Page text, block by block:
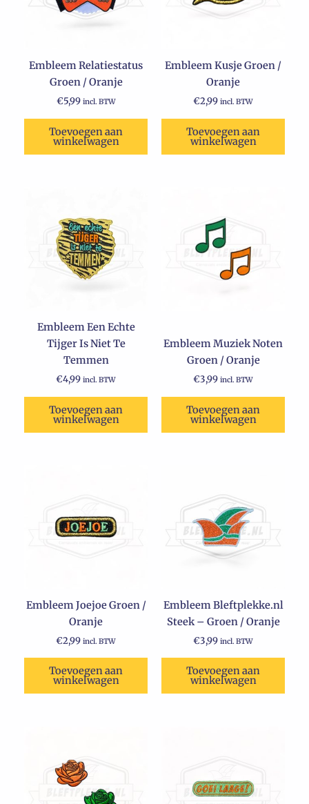
Embleem Relatiestatus
Groen / Oranje
€5,99 incl. BTW
Toevoegen aan
winkelwagen
Embleem Kusje Groen /
Oranje
€2,99 incl. BTW
Toevoegen aan
winkelwagen
Embleem Een Echte
Tijger Is Niet Te
Temmen
€4,99 incl. BTW
Toevoegen aan
winkelwagen
Embleem Muziek Noten
Groen / Oranje
€3,99 incl. BTW
Toevoegen aan
winkelwagen
Embleem Joejoe Groen /
Oranje
€2,99 incl. BTW
Toevoegen aan
winkelwagen
Embleem Bleftplekke.nl
Steek – Groen / Oranje
€3,99 incl. BTW
Toevoegen aan
winkelwagen